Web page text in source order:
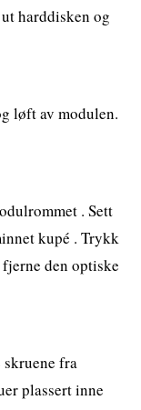
harddisken og
løft av modulen.
. Sett
kupé . Trykk
den optiske
fra
plassert inne